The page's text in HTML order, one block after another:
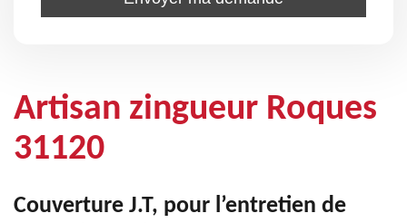
Artisan zingueur Roques
31120
Couverture J.T, pour l’entretien de